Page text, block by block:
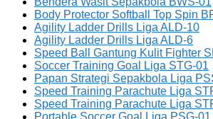
Body Protector Softball Top Spin
Agility Ladder Drills Liga ALD-10
Agility Ladder Drills Liga ALD-6
Speed Ball Gantung Kulit Fighter
Soccer Training Goal Liga STG-01
Papan Strategi Sepakbola Liga
Speed Training Parachute Liga
Speed Training Parachute Liga
Portable Soccer Goal Liga PSG-01